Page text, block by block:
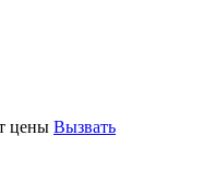
цены Вызвать